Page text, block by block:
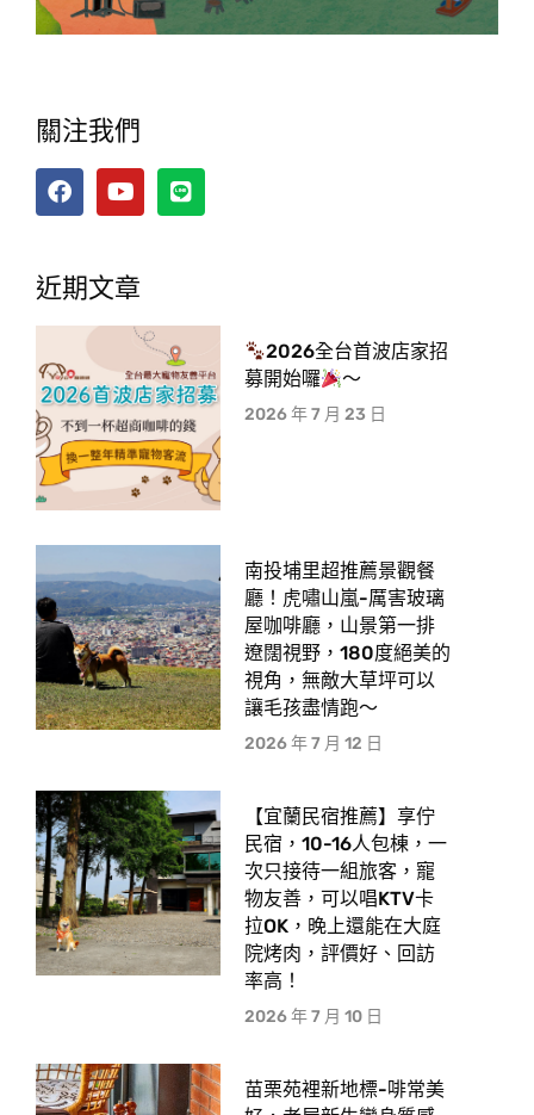
關注我們
近期文章
2026全台首波店家招
募開始囉
～
2026 年 7 月 23 日
南投埔里超推薦景觀餐
廳！虎嘯山嵐-厲害玻璃
屋咖啡廳，山景第一排
遼闊視野，180度絕美的
視角，無敵大草坪可以
讓毛孩盡情跑〜
2026 年 7 月 12 日
【宜蘭民宿推薦】享佇
民宿，10-16人包棟，一
次只接待一組旅客，寵
物友善，可以唱KTV卡
拉OK，晚上還能在大庭
院烤肉，評價好、回訪
率高！
2026 年 7 月 10 日
苗栗苑裡新地標-啡常美